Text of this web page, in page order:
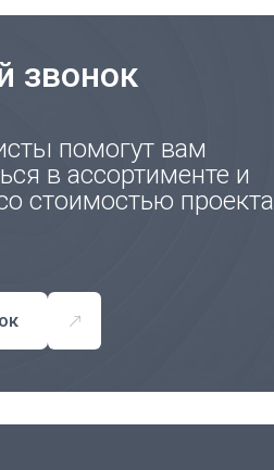
звонок
помогут вам
в ассортименте и
стоимостью проекта